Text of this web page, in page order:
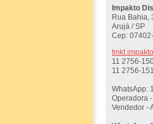
Impakto
Rua Bahia,
Arujá / SP
Cep:
tmkt.imp
11 2756-
11 2756-
WhatsApp:
Operadora
Vendedor -